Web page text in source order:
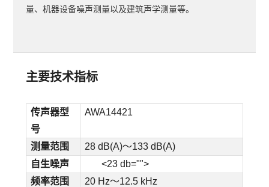
量、机器设备噪声测量以及建筑声学测量等。
主要技术指标
传声器型
号
AWA14421
测量范围
28 dB(A)～133 dB(A)
自生噪声
<23 db="">
频率范围
20 Hz～12.5 kHz